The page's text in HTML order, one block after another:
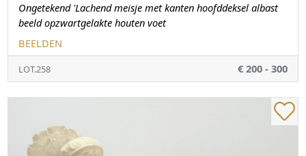
Ongetekend 'Lachend meisje met kanten hoofddeksel albast
beeld opzwartgelakte houten voet
BEELDEN
LOT.258 € 200 - 300